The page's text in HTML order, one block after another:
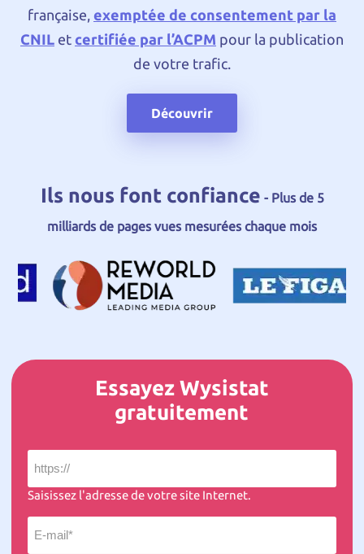
française, exemptée de consentement par la
CNIL et certifiée par l’ACPM pour la publication
de votre trafic.
Découvrir
Ils nous font confiance - Plus de 5
milliards de pages vues mesurées chaque mois
Essayez Wysistat
gratuitement
Saisissez l'adresse de votre site Internet.